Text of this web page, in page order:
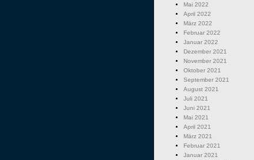
Mai 2022
April 2022
März 2022
Februar 2022
Januar 2022
Dezember 2021
November 2021
Oktober 2021
September 2021
August 2021
Juli 2021
Juni 2021
Mai 2021
April 2021
März 2021
Februar 2021
Januar 2021